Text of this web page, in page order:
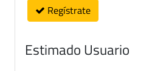
Regístrate
Estimado Usuario